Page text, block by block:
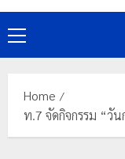
Primary
Menu
Home
ท.7 จัดกิจกรรม “วั